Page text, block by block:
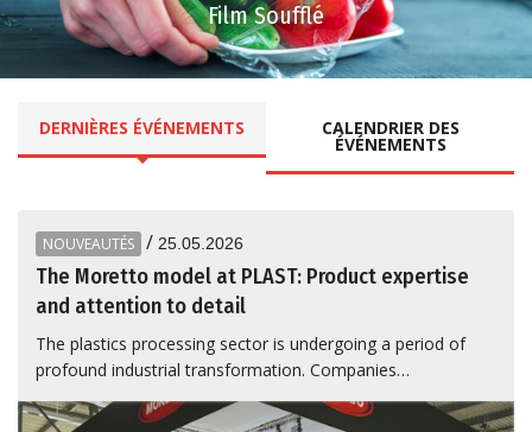
Optique
DERNIÈRES ÉVÉNEMENTS CALENDRIERDES
ÉVÉNEMENTS
NOUVEAUTÉS / 25.05.2026
The Moretto model at PLAST: Product expertise
and attention to detail
The plastics processing sector is undergoing a period of
profound industrial transformation. Companies…